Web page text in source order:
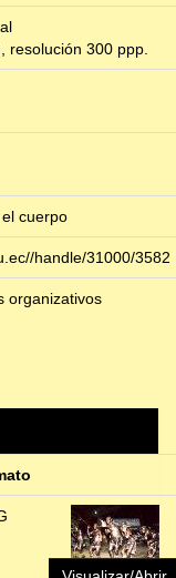
resolución 300 ppp.
cuerpo
handle/31000/3582
organizativos